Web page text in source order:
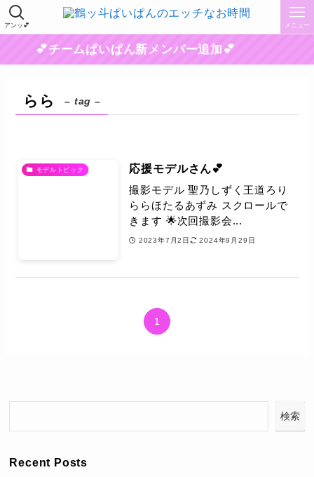
アンッ💕 メニュー
💕チームぱいぱん新メンバー追加💕
らら – tag –
モデルトピック 応援モデルさん💕
撮影モデル 聖乃しずく王道ろり
ららほたるあずみ スクロールで
きます 🌟次回撮影会...
2023年7月2日 2024年9月29日
1
検索
Recent Posts